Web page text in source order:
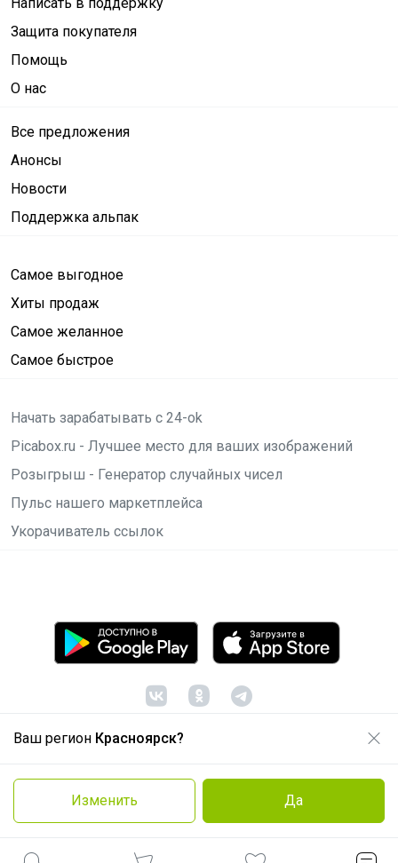
Ваш регион Красноярск?
Изменить Да
Защита покупателя
Помощь
О нас
Все предложения
Анонсы
Новости
Поддержка альпак
Самое выгодное
Хиты продаж
Самое желанное
Самое быстрое
Начать зарабатывать с 24-ok
Picabox.ru - Лучшее место для ваших изображений
Розыгрыш - Генератор случайных чисел
Пульс нашего маркетплейса
Укорачиватель ссылок
© ООО "Лявита", ОГРН 1122468054070, 2012 -2026
Политика конфиденциальности
Cоглашение пользователя